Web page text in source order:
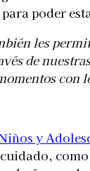
poder
les
de
con
y